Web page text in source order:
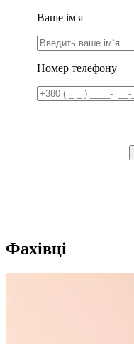
Ваше ім'я
Номер телефону
Фахівці